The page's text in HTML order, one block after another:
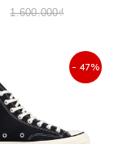
1.600.000₫
- 47%